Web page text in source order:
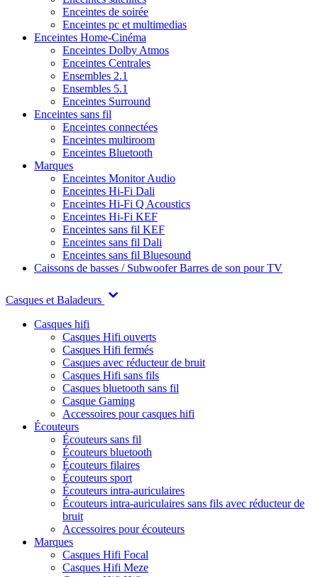
Enceintes de soirée
Enceintes pc et multimedias
Enceintes Home-Cinéma
Enceintes Dolby Atmos
Enceintes Centrales
Ensembles 2.1
Ensembles 5.1
Enceintes Surround
Enceintes sans fil
Enceintes connectées
Enceintes multiroom
Enceintes Bluetooth
Marques
Enceintes Monitor Audio
Enceintes Hi-Fi Dali
Enceintes Hi-Fi Q Acoustics
Enceintes Hi-Fi KEF
Enceintes sans fil KEF
Enceintes sans fil Dali
Enceintes sans fil Bluesound
Caissons de basses / SubwooferBarres de son pour TV
Casques et Baladeurs
Casques hifi
Casques Hifi ouverts
Casques Hifi fermés
Casques avec réducteur de bruit
Casques Hifi sans fils
Casques bluetooth sans fil
Casque Gaming
Accessoires pour casques hifi
Écouteurs
Écouteurs sans fil
Écouteurs bluetooth
Écouteurs filaires
Écouteurs sport
Écouteurs intra-auriculaires
Écouteurs intra-auriculaires sans fils avec réducteur de
bruit
Accessoires pour écouteurs
Marques
Casques Hifi Focal
Casques Hifi Meze